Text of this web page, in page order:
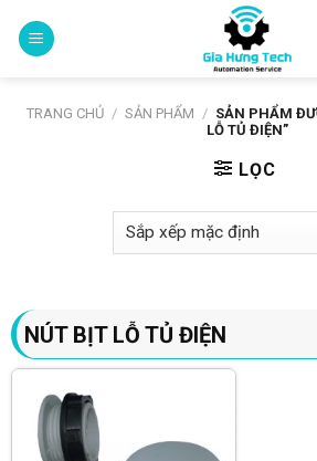
TRANG CHỦ / SẢN PHẨM / SẢN PHẨM
LỖ TỦ ĐIỆN”
LỌC
NÚT BỊT LỖ TỦ ĐIỆN